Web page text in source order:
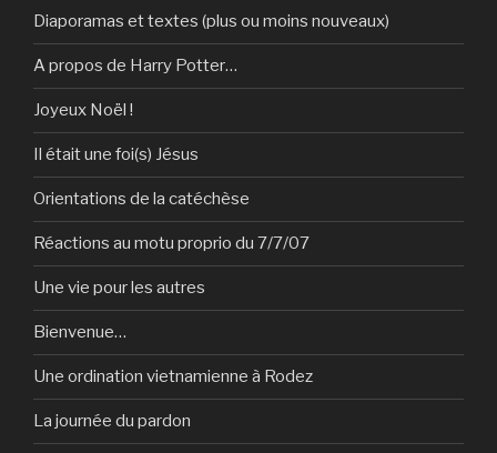
Diaporamas et textes (plus ou moins nouveaux)
A propos de Harry Potter…
Joyeux Noël !
Il était une foi(s) Jésus
Orientations de la catéchèse
Réactions au motu proprio du 7/7/07
Une vie pour les autres
Bienvenue…
Une ordination vietnamienne à Rodez
La journée du pardon